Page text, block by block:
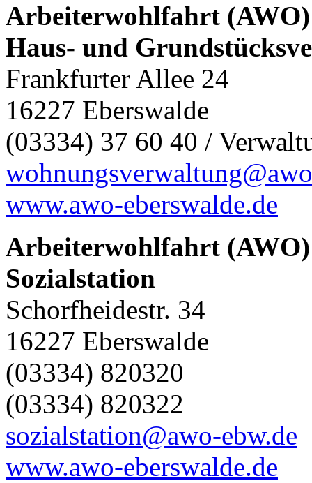
Arbeiterwohlfahrt
Haus- und
Frankfurter Allee 24
16227 Eberswalde
(03334) 37 60 40 /
www.awo-eberswalde.de
Arbeiterwohlfahrt (AWO)
Sozialstation
Schorfheidestr. 34
16227 Eberswalde
(03334) 820320
(03334) 820322
sozialstation@awo-ebw.de
www.awo-eberswalde.de